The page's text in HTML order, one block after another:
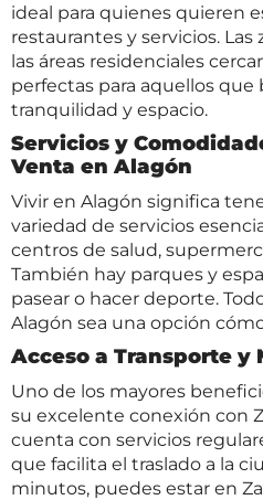
ideal para quienes quieren
restaurantes y servicios. Las
las áreas residenciales
perfectas para aquellos que
tranquilidad y espacio.
Servicios y
Venta en Alagón
Vivir en Alagón significa
variedad de servicios
centros de salud,
También hay parques y
pasear o hacer deporte.
Alagón sea una opción
Acceso a Transporte
Uno de los mayores
su excelente conexión con
cuenta con servicios
que facilita el traslado a la
minutos, puedes estar en